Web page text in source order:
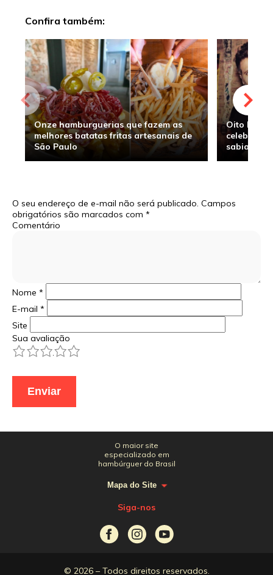
Confira também:
Onze hamburguerias que fazem as
melhores batatas fritas artesanais de
São Paulo
Oito
sabia
O seu endereço de e-mail não será publicado. Campos
obrigatórios são marcados com *
Comentário
Nome *
E-mail *
Site
Sua avaliação
5
4
3
2
O maior site
especializado em
hambúrguer do Brasil
Mapa do Site
Siga-nos
© 2026 – Todos direitos reservados.